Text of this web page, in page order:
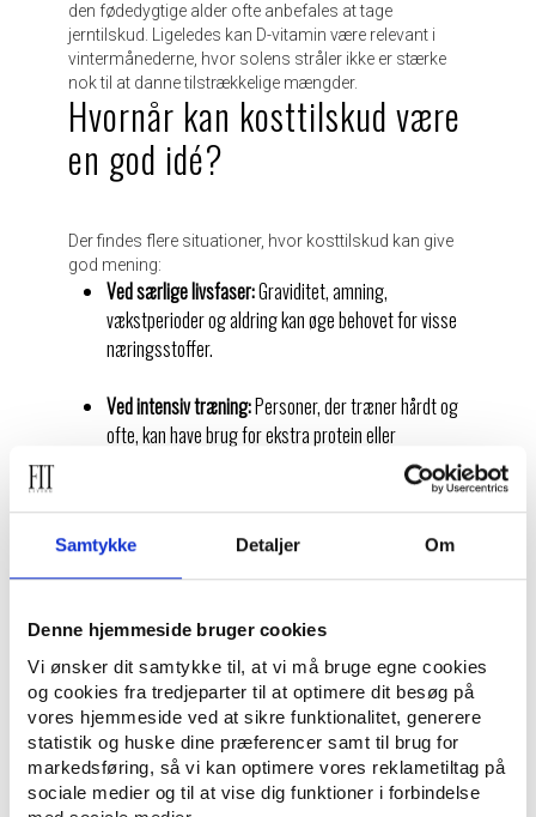
Samtykke Detaljer Om
Denne hjemmeside bruger cookies
Vi ønsker dit samtykke til, at vi må bruge egne cookies
og cookies fra tredjeparter til at optimere dit besøg på
vores hjemmeside ved at sikre funktionalitet, generere
statistik og huske dine præferencer samt til brug for
markedsføring, så vi kan optimere vores reklametiltag på
sociale medier og til at vise dig funktioner i forbindelse
den fødedygtige alder ofte anbefales at tage
jerntilskud. Ligeledes kan D-vitamin være relevant i
vintermånederne, hvor solens stråler ikke er stærke
nok til at danne tilstrækkelige mængder.
Hvornår kan kosttilskud være
en god idé?
Der findes flere situationer, hvor kosttilskud kan give
god mening:
Ved særlige livsfaser:Graviditet, amning,
vækstperioder og aldring kan øge behovet for visse
næringsstoffer.
Ved intensiv træning:Personer, der træner hårdt og
ofte, kan have brug for ekstra protein eller
Ved særlige kostformer:Eksempelvis veganere,
vegetarer eller personer på allergivenlige diæter kan
mangle bestemte vitaminer eller mineraler.
I vinterhalvåret:D-vitaminmangel er udbredt i
Nordeuropa og kan påvirke både immunforsvar og
humør.
Ved dokumenterede mangler:Hvis blodprøver viser
lave niveauer af et bestemt næringsstof, kan
målrettet tilskud være nødvendigt.